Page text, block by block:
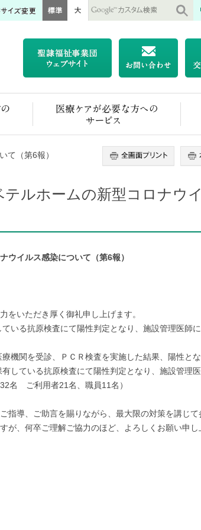
て（第6報）
ルホームの新型コロナウ
ウイルス感染について（第6報）
をいただき厚く御礼申し上げます。
いる抗原検査にて陽性判定となり、施設管理医師
機関を受診、ＰＣＲ検査を実施した結果、陽性とな
している抗原検査にて陽性判定となり、施設管理
32名 ご利用者21名、職員11名）
指導、ご助言を賜りながら、最大限の対策を講じて
、何卒ご理解ご協力のほど、よろしくお願い申し